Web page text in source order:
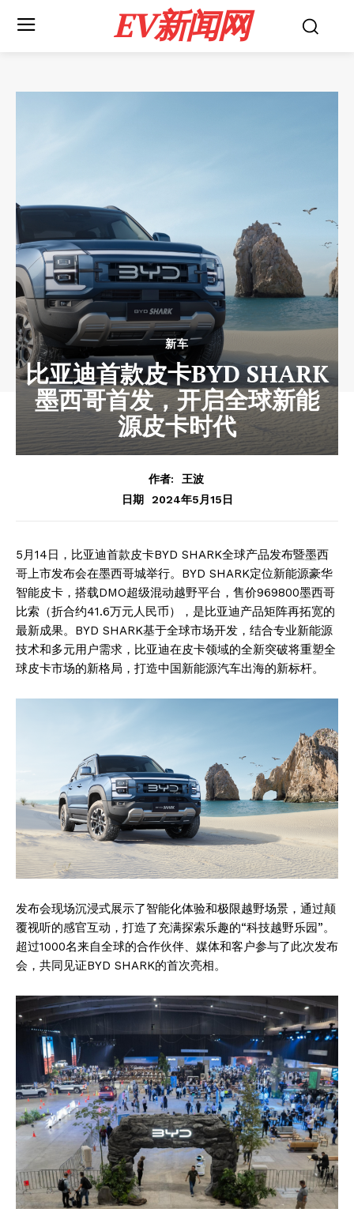
EV新闻网
新车
比亚迪首款皮卡BYD SHARK
墨西哥首发，开启全球新能
源皮卡时代
作者:
王波
日期
2024年5月15日
5月14日，比亚迪首款皮卡BYD SHARK全球产品发布暨墨西
哥上市发布会在墨西哥城举行。BYD SHARK定位新能源豪华
智能皮卡，搭载DMO超级混动越野平台，售价969800墨西哥
比索（折合约41.6万元人民币），是比亚迪产品矩阵再拓宽的
最新成果。BYD SHARK基于全球市场开发，结合专业新能源
技术和多元用户需求，比亚迪在皮卡领域的全新突破将重塑全
球皮卡市场的新格局，打造中国新能源汽车出海的新标杆。
发布会现场沉浸式展示了智能化体验和极限越野场景，通过颠
覆视听的感官互动，打造了充满探索乐趣的“科技越野乐园”。
超过1000名来自全球的合作伙伴、媒体和客户参与了此次发布
会，共同见证BYD SHARK的首次亮相。